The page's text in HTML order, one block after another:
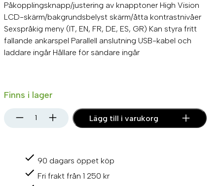
Påkopplingsknapp/justering av knapptoner High Vision
LCD-skärm/bakgrundsbelyst skärm/åtta kontrastnivåer
Sexspråkig meny (IT, EN, FR, DE, ES, GR) Kan styra fritt
fallande ankarspel Parallell anslutning USB-kabel och
laddare ingår Hållare för sändare ingår
Finns i lager
L
Lägg till i varukorg
90 dagars öppet köp
Fri frakt från 1 250 kr